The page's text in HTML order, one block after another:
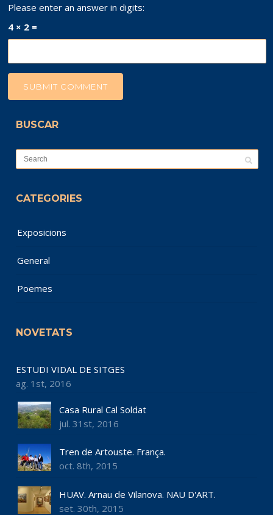
Please enter an answer in digits:
4 × 2 =
BUSCAR
CATEGORIES
Exposicions
General
Poemes
NOVETATS
ESTUDI VIDAL DE SITGES
ag. 1st, 2016
Casa Rural Cal Soldat
jul. 31st, 2016
Tren de Artouste. França.
oct. 8th, 2015
HUAV. Arnau de Vilanova. NAU D'ART.
set. 30th, 2015